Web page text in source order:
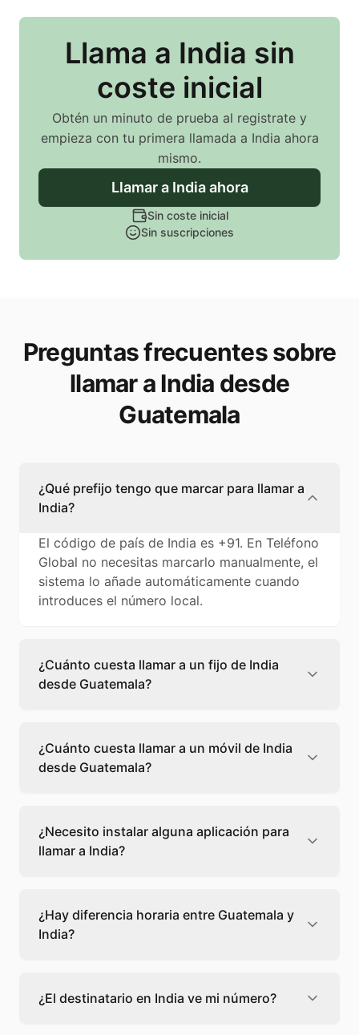
Llama a India sin
coste inicial
Obtén un minuto de prueba al registrate y
empieza con tu primera llamada a India ahora
mismo.
Llamara Indiaahora
Sin coste inicial
Sin suscripciones
Preguntas frecuentes sobre
llamar a India desde
Guatemala
¿Qué prefijo tengo que marcar para llamar a
India?
El código de país de India es +91. En Teléfono
Global no necesitas marcarlo manualmente, el
sistema lo añade automáticamente cuando
introduces el número local.
¿Cuánto cuesta llamar a un fijo de India
desde Guatemala?
cuesta 0,11 €/min con Teléfono Global. Verás
el precio exacto antes de marcar para que
sepas qué vas a gastar.
¿Cuánto cuesta llamar a un móvil de India
desde Guatemala?
cuesta 0,11 €/min con Teléfono Global. Pagas
solo los minutos que hablas, sin cuotas ni
permanencia.
¿Necesito instalar alguna aplicación para
llamar a India?
desde tu navegador web. Solo necesitas una
conexión a internet y podrás llamar
directamente a India.
¿Hay diferencia horaria entre Guatemala y
India?
escoge el mejor momento
llamar a a India.
¿El destinatario en India ve mi número?